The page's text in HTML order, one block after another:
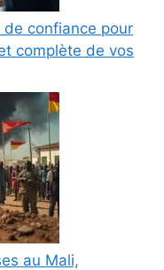
confiance pour
complète de vos
au Mali,